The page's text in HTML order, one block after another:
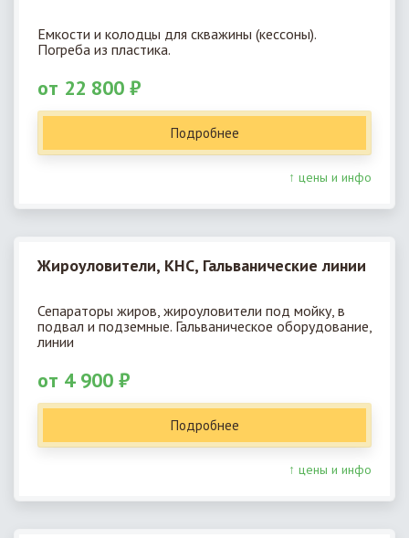
Емкости и колодцы для скважины (кессоны).
Погреба из пластика.
от 22 800 ₽
Подробнее
↑ цены и инфо
Жироуловители, КНС, Гальванические линии
Сепараторы жиров, жироуловители под мойку, в
подвал и подземные. Гальваническое оборудование,
линии
от 4 900 ₽
Подробнее
↑ цены и инфо